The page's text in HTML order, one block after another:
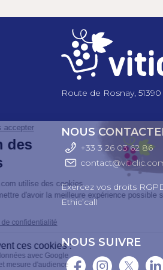
Route de Rosnay,
NOUS
+33 3 26 03 62 86
Exercez vos droits
Ethic’call
NOUS SUIVRE